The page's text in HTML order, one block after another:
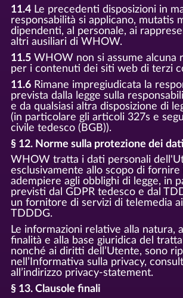
11.4Le precedenti disposizioni in
responsabilità si applicano, mutatis
dipendenti, al personale, ai
altri ausiliari di WHOW.
11.5WHOW non si assume alcuna
per i contenuti dei siti web di terzi
11.6Rimane impregiudicata la
prevista dalla legge sulla
e da qualsiasi altra disposizione di
(in particolare gli articoli 327s e
civile tedesco (BGB)).
§ 12. Norme sulla protezione dei dati
WHOW tratta i dati personali
esclusivamente allo scopo di fornire
adempiere agli obblighi di legge, in
previsti dal GDPR tedesco e dal
un fornitore di servizi di telemedia ai
TDDDG.
Le informazioni relative alla natura,
finalità e alla base giuridica del
nonché ai diritti dell’Utente, sono
nell’Informativa sulla privacy,
all’indirizzo privacy-statement.
§ 13. Clausole finali